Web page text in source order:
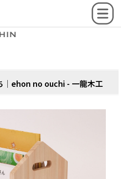
│ehon no ouchi - 一龍木工